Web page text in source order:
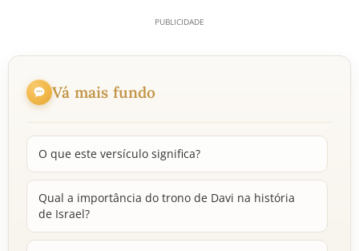
Vá mais fundo
O que este versículo significa?
Qual a importância do trono de Davi na história
de Israel?